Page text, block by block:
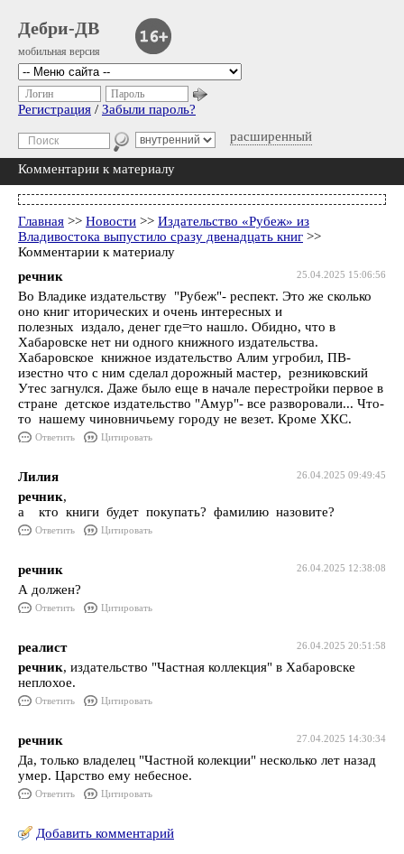
Дебри-ДВ
мобильная версия
расширенный
Логин Пароль
Регистрация / Забыли пароль?
Комментарии к материалу
Главная >> Новости >> Издательство «Рубеж» из
Владивостока выпустило сразу двенадцать книг >>
Комментарии к материалу
25.04.2025 15:06:56
речник
Во Владике издательству "Рубеж"- респект. Это же сколько
оно книг иторических и очень интересных и
полезных издало, денег где=то нашло. Обидно, что в
Хабаровске нет ни одного книжного издательства.
Хабаровское книжное издательство Алим угробил, ПВ-
изестно что с ним сделал дорожный мастер, резниковский
Утес загнулся. Даже было еще в начале перестройки первое в
стране детское издательство "Амур"- все разворовали... Что-
то нашему чиновничьему городу не везет. Кроме ХКС.
Ответить Цитировать
26.04.2025 09:49:45
Лилия
речник,
а кто книги будет покупать? фамилию назовите?
Ответить Цитировать
26.04.2025 12:38:08
речник
А должен?
Ответить Цитировать
26.04.2025 20:51:58
реалист
речник, издательство "Частная коллекция" в Хабаровске
неплохое.
Ответить Цитировать
27.04.2025 14:30:34
речник
Да, только владелец "Частной колекции" несколько лет назад
умер. Царство ему небесное.
Ответить Цитировать
Добавить комментарий